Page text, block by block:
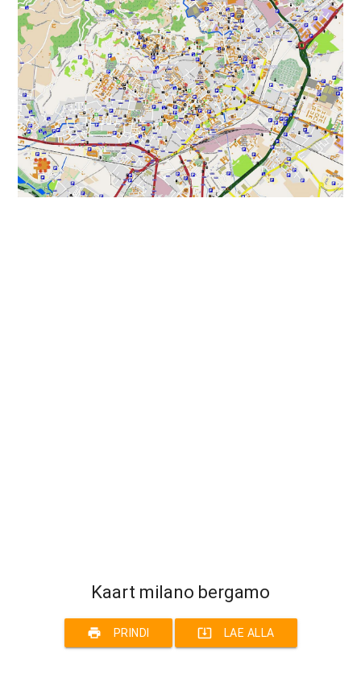
Kaart milano bergamo
print PRINDI system_update_alt LAE ALLA